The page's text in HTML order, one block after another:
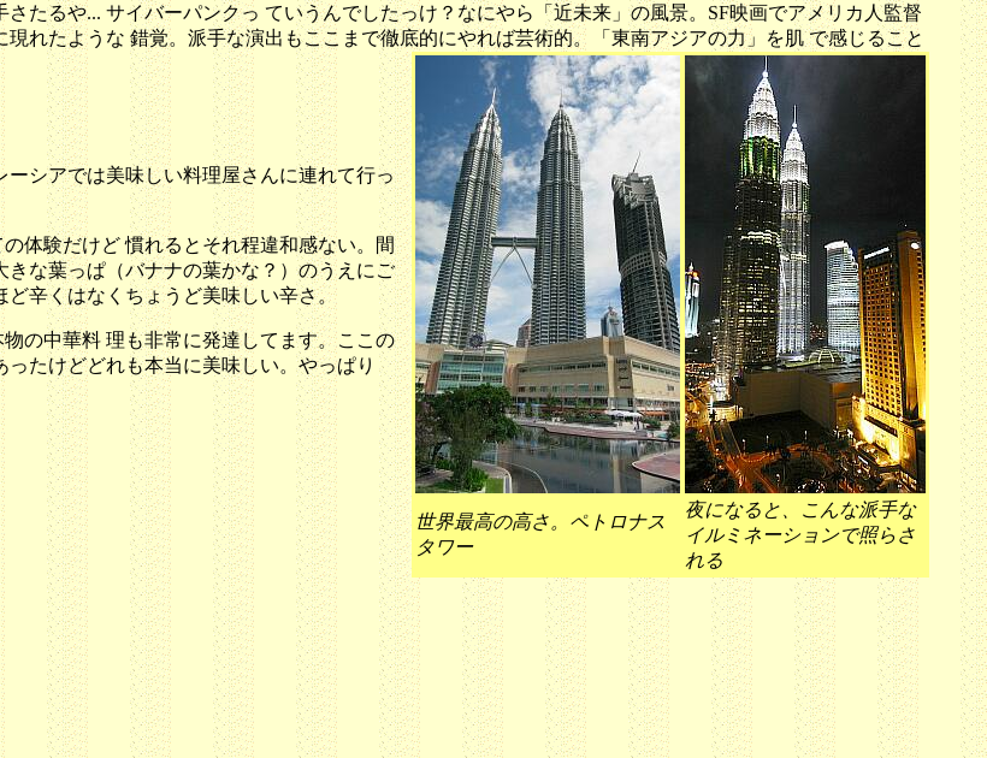
たるや... サイバーパンクっ ていうんでしたっけ？なにやら「近未来」の風景。SF映画でアメリカ人監督
れたような 錯覚。派手な演出もここまで徹底的にやれば芸術的。「東南アジアの力」を肌 で感じること
世界最高の高さ。ペトロナス
タワー
夜になると、こんな派手な
イルミネーションで照らさ
れる
シアでは美味しい料理屋さんに連れて行っ
体験だけど 慣れるとそれ程違和感ない。間
な葉っぱ（バナナの葉かな？）のうえにご
辛くはなくちょうど美味しい辛さ。
の中華料 理も非常に発達してます。ここの
たけどどれも本当に美味しい。やっぱり